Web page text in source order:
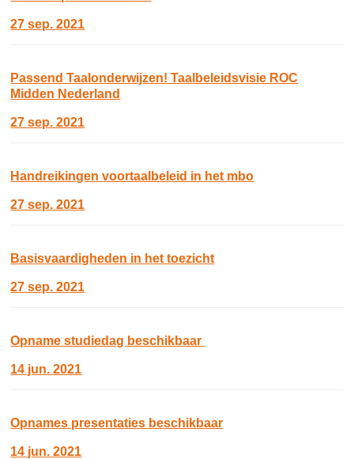
27 sep. 2021
Passend Taalonderwijzen! Taalbeleidsvisie ROC
Midden Nederland
27 sep. 2021
Handreikingen voortaalbeleid in het mbo
27 sep. 2021
Basisvaardigheden in het toezicht
27 sep. 2021
Opname studiedag beschikbaar
14 jun. 2021
Opnames presentaties beschikbaar
14 jun. 2021